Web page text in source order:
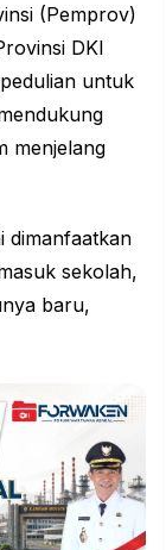
(Pemprov)
DKI
untuk
menjelang
dimanfaatkan
sekolah,
baru,